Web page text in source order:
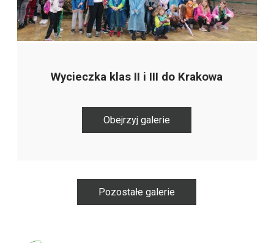
Wycieczka klas II i III do Krakowa
Obejrzyj galerie
Pozostałe galerie